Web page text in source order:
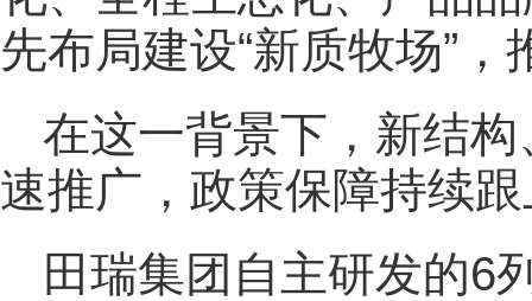
先布局建设“新质牧场”
在这一背景下，新结
速推广，政策保障持续
田瑞集团自主研发的6